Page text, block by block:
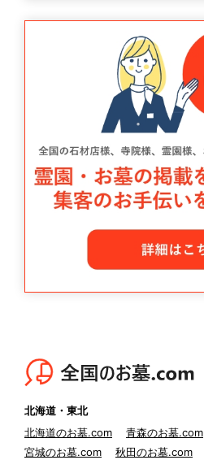
北海道・東北
北海道のお墓.com
青森のお墓.com
宮城のお墓.com
秋田のお墓.com